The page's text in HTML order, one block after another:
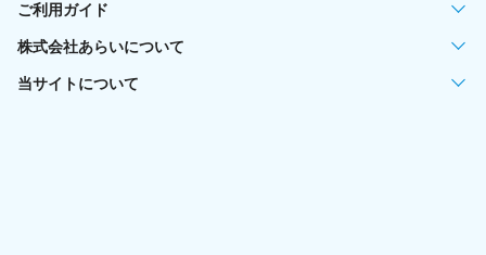
ご利用ガイド
株式会社あらいについて
当サイトについて